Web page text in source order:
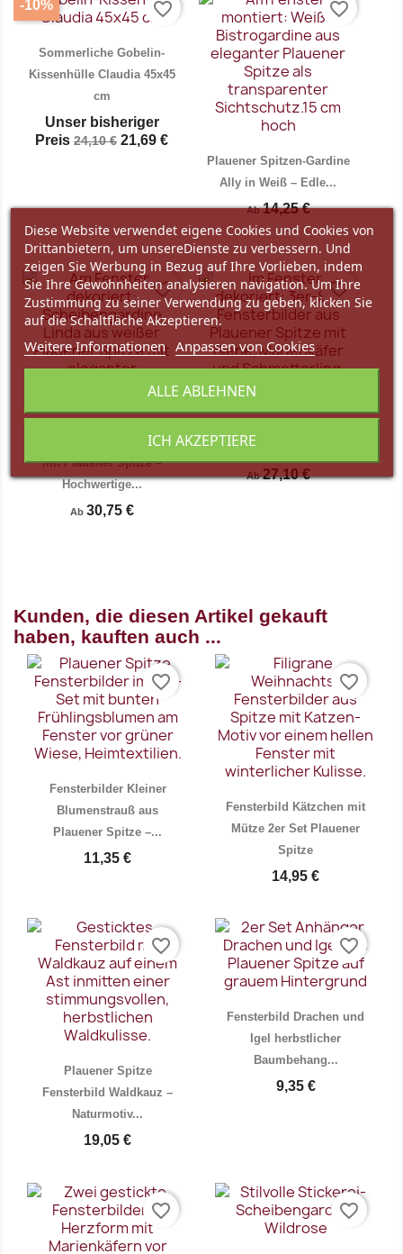
Vorschau
Sommerliche Gobelin-
Kissenhülle Claudia 45x45
cm
Unser bisheriger
Preis 24,10 € 21,69 €
-10% favorite_border
Vorschau
Plauener Spitzen-Gardine
Ally in Weiß – Edle...
Ab14,25 €
favorite_border
Vorschau
Landhausgardine Linda
mit Plauener Spitze –
Hochwertige...
Ab 30,75 €
favorite_border
Plauener...
Ab27,10 €
favorite_border
Kunden, die diesen Artikel gekauft
haben, kauften auch ...
Fensterbilder Kleiner
Blumenstrauß aus
Plauener Spitze –...
11,35 €
favorite_border
Fensterbild Kätzchen mit
Mütze 2er Set Plauener
Spitze
14,95 €
favorite_border
Plauener Spitze
Fensterbild Waldkauz –
Naturmotiv...
19,05 €
favorite_border
Fensterbild Drachen und
Igel herbstlicher
Baumbehang...
9,35 €
favorite_border
favorite_border favorite_border
Diese Website verwendet eigene Cookies und Cookies von
Drittanbietern, um unsereDienste zu verbessern. Und
zeigen Sie Werbung in Bezug auf Ihre Vorlieben, indem
Sie Ihre Gewohnheiten analysieren navigation. Um Ihre
Zustimmung zu seiner Verwendung zu geben, klicken Sie
auf die Schaltfläche Akzeptieren.
Weitere Informationen Anpassen von Cookies
ALLE ABLEHNEN
ICH AKZEPTIERE